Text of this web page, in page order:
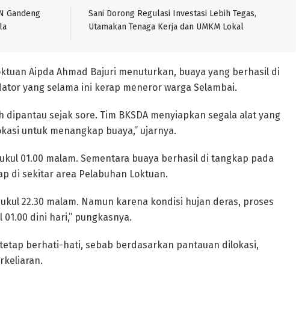
Gandeng
Sani Dorong Regulasi Investasi Lebih Tegas,
Utamakan Tenaga Kerja dan UMKM Lokal
Aipda Ahmad Bajuri menuturkan, buaya yang berhasil di
yang selama ini kerap meneror warga Selambai.
dipantau sejak sore. Tim BKSDA menyiapkan segala alat yang
untuk menangkap buaya,” ujarnya.
01.00 malam. Sementara buaya berhasil di tangkap pada
di sekitar area Pelabuhan Loktuan.
22.30 malam. Namun karena kondisi hujan deras, proses
dini hari,” pungkasnya.
berhati-hati, sebab berdasarkan pantauan dilokasi,